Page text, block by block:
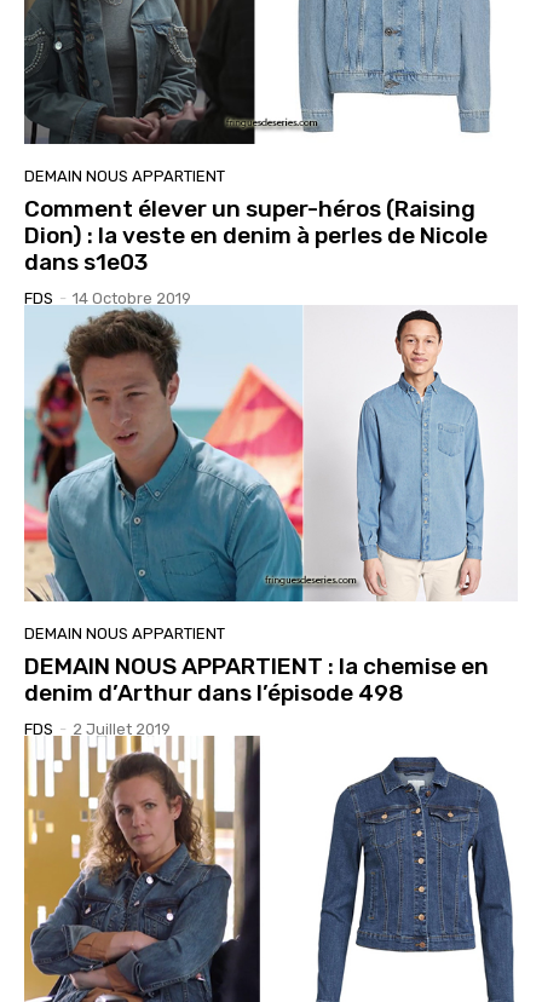
DEMAIN NOUS APPARTIENT
Comment élever un super-héros (Raising
Dion) : la veste en denim à perles de Nicole
dans s1e03
FDS - 14 Octobre 2019
DEMAIN NOUS APPARTIENT
DEMAIN NOUS APPARTIENT : la chemise en
denim d’Arthur dans l’épisode 498
FDS - 2 Juillet 2019